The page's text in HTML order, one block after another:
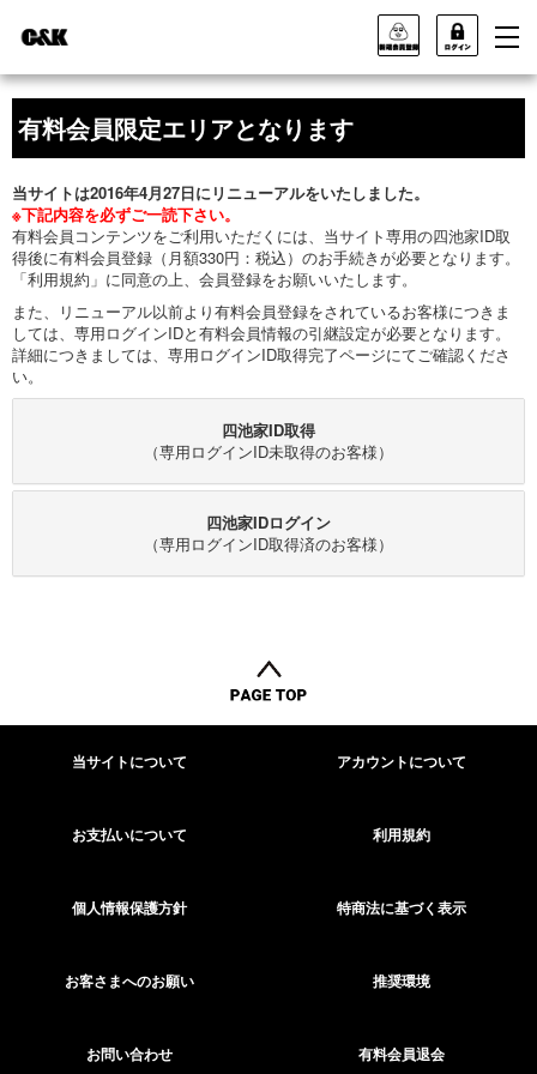
有料会員限定エリアとなります
当サイトは2016年4月27日にリニューアルをいたしました。
※下記内容を必ずご一読下さい。
有料会員コンテンツをご利用いただくには、当サイト専用の四池家ID取
得後に有料会員登録（月額330円：税込）のお手続きが必要となります。
「利用規約」に同意の上、会員登録をお願いいたします。
また、リニューアル以前より有料会員登録をされているお客様につきま
しては、専用ログインIDと有料会員情報の引継設定が必要となります。
詳細につきましては、専用ログインID取得完了ページにてご確認くださ
い。
四池家ID取得
（専用ログインID未取得のお客様）
四池家IDログイン
（専用ログインID取得済のお客様）
当サイトについて アカウントについて
お支払いについて 利用規約
個人情報保護方針 特商法に基づく表示
お客さまへのお願い 推奨環境
お問い合わせ 有料会員退会